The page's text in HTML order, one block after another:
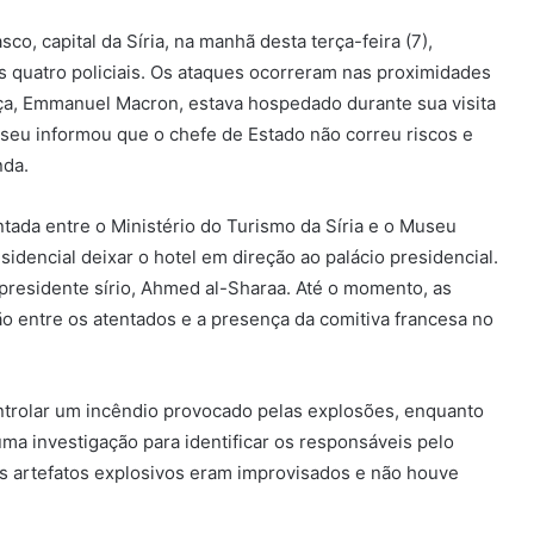
capital da Síria, na manhã desta terça-feira (7),
policiais. Os ataques ocorreram nas proximidades
Emmanuel Macron, estava hospedado durante sua visita
informou que o chefe de Estado não correu riscos e
entre o Ministério do Turismo da Síria e o Museu
deixar o hotel em direção ao palácio presidencial.
sírio, Ahmed al-Sharaa. Até o momento, as
entre os atentados e a presença da comitiva francesa no
um incêndio provocado pelas explosões, enquanto
investigação para identificar os responsáveis pelo
explosivos eram improvisados e não houve